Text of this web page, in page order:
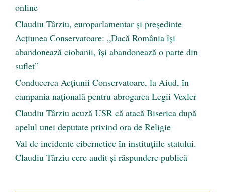
online
Claudiu Târziu, europarlamentar și președinte
Acțiunea Conservatoare: „Dacă România își
abandonează ciobanii, își abandonează o parte din
suflet”
Conducerea Acțiunii Conservatoare, la Aiud, în
campania națională pentru abrogarea Legii Vexler
Claudiu Târziu acuză USR că atacă Biserica după
apelul unei deputate privind ora de Religie
Val de incidente cibernetice în instituțiile statului.
Claudiu Târziu cere audit și răspundere publică